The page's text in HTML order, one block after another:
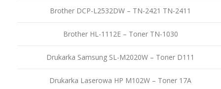
Brother DCP-L2532DW – TN-2421 TN-2411
Brother HL-1112E – Toner TN-1030
Drukarka Samsung SL-M2020W – Toner D111
Drukarka Laserowa HP M102W – Toner 17A